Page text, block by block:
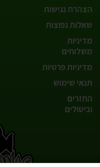
הצהרת נגישות
שאלות נפוצות
מדיניות
משלוחים
מדיניות פרטיות
תנאי שימוש
החזרים
וביטולים